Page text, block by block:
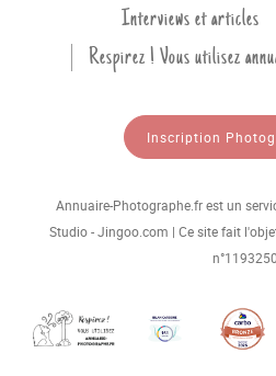
Interviews et articles
Respirez ! Vous utilisez
Inscription
Annuaire-Photographe.fr est un
Studio - Jingoo.com | Ce site fait
n°1193250